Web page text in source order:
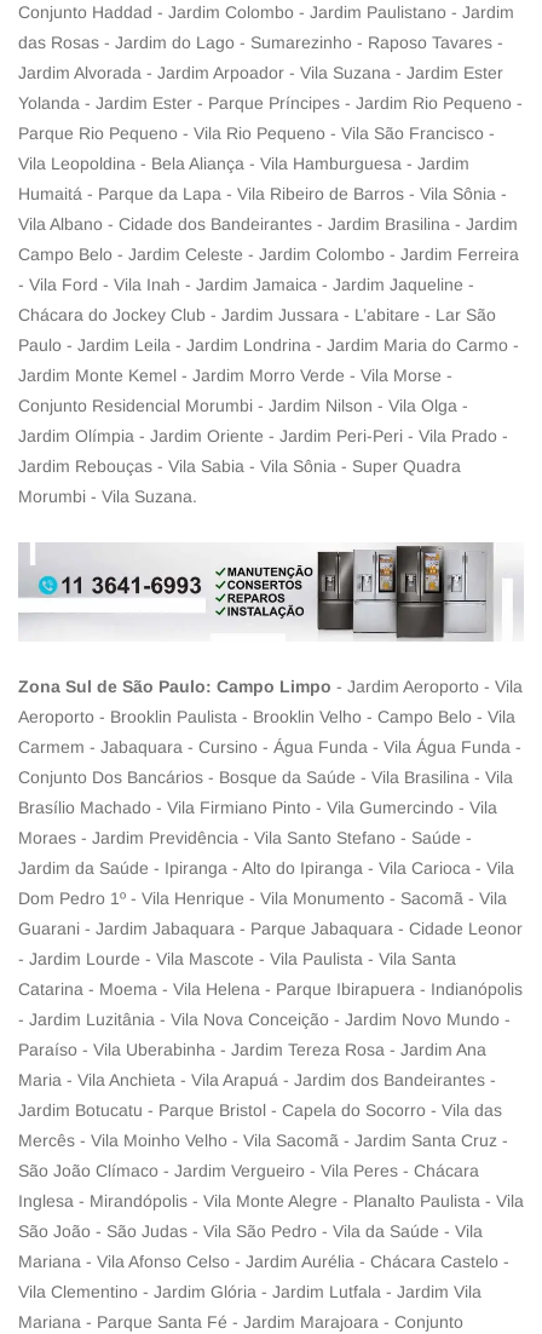
Conjunto Haddad - Jardim Colombo - Jardim Paulistano - Jardim
das Rosas - Jardim do Lago - Sumarezinho - Raposo Tavares -
Jardim Alvorada - Jardim Arpoador - Vila Suzana - Jardim Ester
Yolanda - Jardim Ester - Parque Príncipes - Jardim Rio Pequeno -
Parque Rio Pequeno - Vila Rio Pequeno - Vila São Francisco -
Vila Leopoldina - Bela Aliança - Vila Hamburguesa - Jardim
Humaitá - Parque da Lapa - Vila Ribeiro de Barros - Vila Sônia -
Vila Albano - Cidade dos Bandeirantes - Jardim Brasilina - Jardim
Campo Belo - Jardim Celeste - Jardim Colombo - Jardim Ferreira
- Vila Ford - Vila Inah - Jardim Jamaica - Jardim Jaqueline -
Chácara do Jockey Club - Jardim Jussara - L’abitare - Lar São
Paulo - Jardim Leila - Jardim Londrina - Jardim Maria do Carmo -
Jardim Monte Kemel - Jardim Morro Verde - Vila Morse -
Conjunto Residencial Morumbi - Jardim Nilson - Vila Olga -
Jardim Olímpia - Jardim Oriente - Jardim Peri-Peri - Vila Prado -
Jardim Rebouças - Vila Sabia - Vila Sônia - Super Quadra
Morumbi - Vila Suzana.
Zona Sul de São Paulo: Campo Limpo - Jardim Aeroporto - Vila
Aeroporto - Brooklin Paulista - Brooklin Velho - Campo Belo - Vila
Carmem - Jabaquara - Cursino - Água Funda - Vila Água Funda -
Conjunto Dos Bancários - Bosque da Saúde - Vila Brasilina - Vila
Brasílio Machado - Vila Firmiano Pinto - Vila Gumercindo - Vila
Moraes - Jardim Previdência - Vila Santo Stefano - Saúde -
Jardim da Saúde - Ipiranga - Alto do Ipiranga - Vila Carioca - Vila
Dom Pedro 1º - Vila Henrique - Vila Monumento - Sacomã - Vila
Guarani - Jardim Jabaquara - Parque Jabaquara - Cidade Leonor
- Jardim Lourde - Vila Mascote - Vila Paulista - Vila Santa
Catarina - Moema - Vila Helena - Parque Ibirapuera - Indianópolis
- Jardim Luzitânia - Vila Nova Conceição - Jardim Novo Mundo -
Paraíso - Vila Uberabinha - Jardim Tereza Rosa - Jardim Ana
Maria - Vila Anchieta - Vila Arapuá - Jardim dos Bandeirantes -
Jardim Botucatu - Parque Bristol - Capela do Socorro - Vila das
Mercês - Vila Moinho Velho - Vila Sacomã - Jardim Santa Cruz -
São João Clímaco - Jardim Vergueiro - Vila Peres - Chácara
Inglesa - Mirandópolis - Vila Monte Alegre - Planalto Paulista - Vila
São João - São Judas - Vila São Pedro - Vila da Saúde - Vila
Mariana - Vila Afonso Celso - Jardim Aurélia - Chácara Castelo -
Vila Clementino - Jardim Glória - Jardim Lutfala - Jardim Vila
Mariana - Parque Santa Fé - Jardim Marajoara - Conjunto